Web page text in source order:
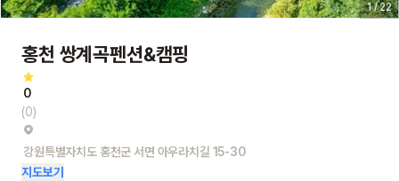
1 / 22
홍천 쌍계곡펜션&캠핑
0
(0)
강원특별자치도 홍천군 서면 아우라치길 15-30
지도보기